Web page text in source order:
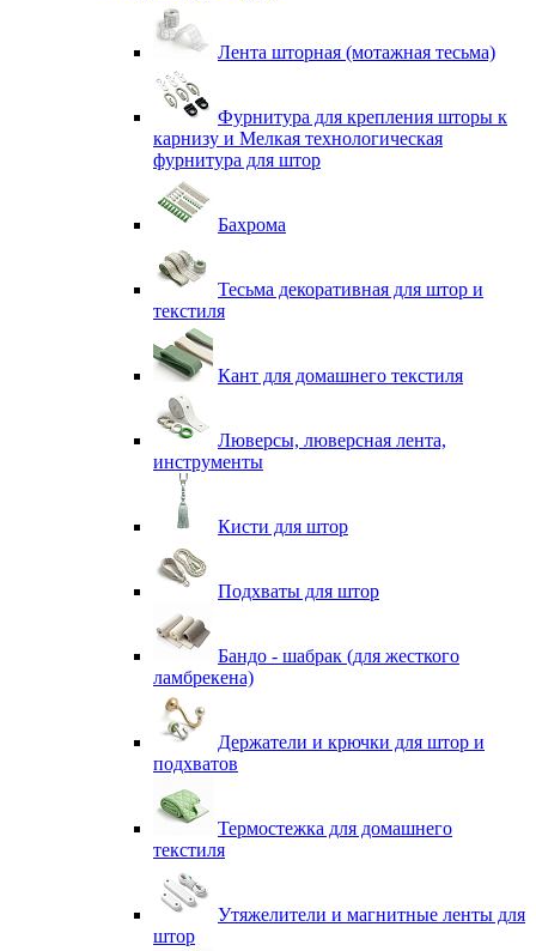
Лента шторная (мотажная тесьма)
Фурнитура для крепления шторы к
карнизу и Мелкая технологическая
фурнитура для штор
Бахрома
Тесьма декоративная для штор и
текстиля
Кант для домашнего текстиля
Люверсы, люверсная лента,
инструменты
Кисти для штор
Подхваты для штор
Бандо - шабрак (для жесткого
ламбрекена)
Держатели и крючки для штор и
подхватов
Термостежка для домашнего
текстиля
Утяжелители и магнитные ленты для
штор